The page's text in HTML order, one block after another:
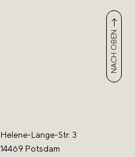
Helene-Lange-Str. 3
14469 Potsdam
NACH OBEN